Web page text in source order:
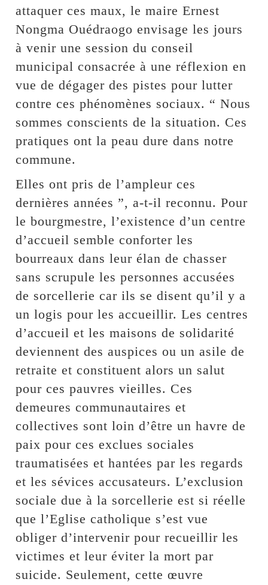
attaquer ces maux, le maire Ernest
Nongma Ouédraogo envisage les jours
à venir une session du conseil
municipal consacrée à une réflexion en
vue de dégager des pistes pour lutter
contre ces phénomènes sociaux. “ Nous
sommes conscients de la situation. Ces
pratiques ont la peau dure dans notre
commune.
Elles ont pris de l’ampleur ces
dernières années ”, a-t-il reconnu. Pour
le bourgmestre, l’existence d’un centre
d’accueil semble conforter les
bourreaux dans leur élan de chasser
sans scrupule les personnes accusées
de sorcellerie car ils se disent qu’il y a
un logis pour les accueillir. Les centres
d’accueil et les maisons de solidarité
deviennent des auspices ou un asile de
retraite et constituent alors un salut
pour ces pauvres vieilles. Ces
demeures communautaires et
collectives sont loin d’être un havre de
paix pour ces exclues sociales
traumatisées et hantées par les regards
et les sévices accusateurs. L’exclusion
sociale due à la sorcellerie est si réelle
que l’Eglise catholique s’est vue
obliger d’intervenir pour recueillir les
victimes et leur éviter la mort par
suicide. Seulement, cette œuvre